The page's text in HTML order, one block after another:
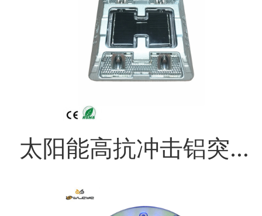
太阳能高抗冲击铝突起路标